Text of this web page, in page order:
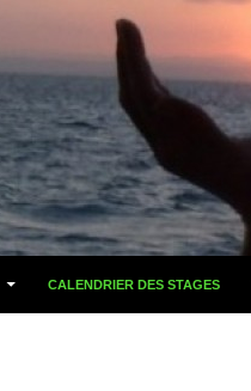
CALENDRIER DES STAGES